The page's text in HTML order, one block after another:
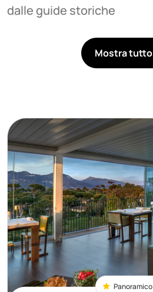
dalle guide storiche
Mostra tutto
Panoramico